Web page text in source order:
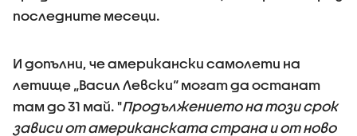
последните месеци.
И допълни, че американски самолети на
летище „Васил Левски“ могат да останат
там до 31 май. "Продължението на този срок
зависи от американската страна и от ново